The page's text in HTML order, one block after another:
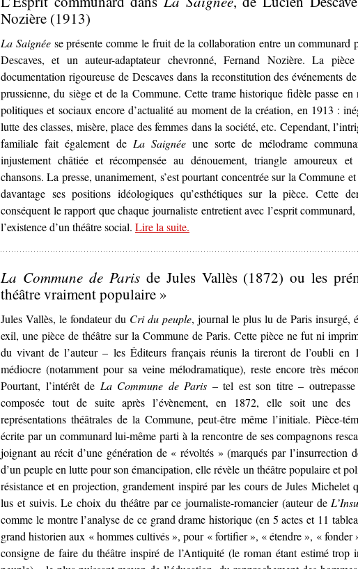
Nozière (1913)
La Saignéese présente comme le fruit de la collaboration entre un communard
Descaves, et un auteur-adaptateur chevronné, Fernand Nozière. La
documentation rigoureuse de Descaves dans la reconstitution des événements
prussienne, du siège et de la Commune. Cette trame historique fidèle passe en
politiques et sociaux encore d’actualité au moment de la création, en 1913 :
lutte des classes, misère, place des femmes dans la société, etc. Cependant,
familiale fait également de La Saignéeune sorte de mélodrame
injustement châtiée et récompensée au dénouement, triangle amoureux
chansons. La presse, unanimement, s’est pourtant concentrée sur la Commune
davantage ses positions idéologiques qu’esthétiques sur la pièce. Cette
conséquent le rapport que chaque journaliste entretient avec l’esprit
l’existence d’un théâtre social. Lire la suite– ‘L’Esprit communard dans
.
La Commune de Parisde Jules Vallès (1872) ou les
théâtre vraiment populaire »
Jules Vallès, le fondateur du Cri du peuple, journal le plus lu de Paris insurgé,
exil, une pièce de théâtre sur la Commune de Paris. Cette pièce ne fut ni
du vivant de l’auteur – les Éditeurs français réunis la tireront de l’oubli en
médiocre (notamment pour sa veine mélodramatique), reste encore très
Pourtant, l’intérêt de La Commune de Paris – tel est son titre –
composée tout de suite après l’évènement, en 1872, elle soit une des
représentations théâtrales de la Commune, peut-être même l’initiale. Pièce-
écrite par un communard lui-même parti à la rencontre de ses compagnons
joignant au récit d’une génération de « révoltés » (marqués par l’insurrection
d’un peuple en lutte pour son émancipation, elle révèle un théâtre populaire et
résistance et en projection, grandement inspiré par les cours de Jules Michelet
lus et suivis. Le choix du théâtre par ce journaliste-romancier (auteur de
comme le montre l’analyse de ce grand drame historique (en 5 actes et 11
grand historien aux « hommes cultivés », pour « fortifier », « étendre », « fonder
consigne de faire du théâtre inspiré de l’Antiquité (le roman étant estimé trop